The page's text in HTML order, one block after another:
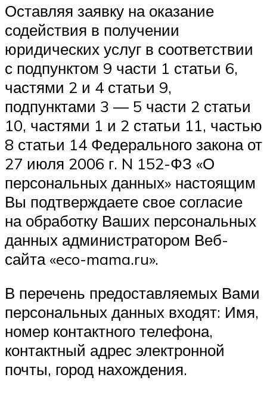
Оставляя заявку на оказание
содействия в получении
юридических услуг в соответствии
с подпунктом 9 части 1 статьи 6,
частями 2 и 4 статьи 9,
подпунктами 3 — 5 части 2 статьи
10, частями 1 и 2 статьи 11, частью
8 статьи 14 Федерального закона от
27 июля 2006 г. N 152-ФЗ «О
персональных данных» настоящим
Вы подтверждаете свое согласие
на обработку Ваших персональных
данных администратором Веб-
сайта «eco-mama.ru».
В перечень предоставляемых Вами
персональных данных входят: Имя,
номер контактного телефона,
контактный адрес электронной
почты, город нахождения.